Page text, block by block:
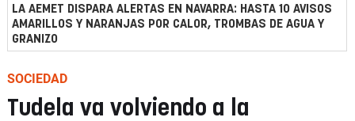
LA AEMET DISPARA ALERTAS EN NAVARRA: HASTA 10 AVISOS
AMARILLOS Y NARANJAS POR CALOR, TROMBAS DE AGUA Y
GRANIZO
SOCIEDAD
Tudela va volviendo a la